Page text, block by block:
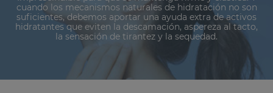
cuando los mecanismos naturales de hidratación no son
suficientes, debemos aportar una ayuda extra de activos
hidratantes que eviten la descamación, aspereza al tacto,
la sensación de tirantez y la sequedad.